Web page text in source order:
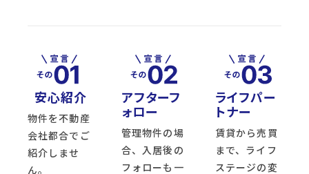
安心紹介
物件を不動産
会社都合でご
紹介しませ
ん。
アフターフ
ォロー
管理物件の場
合、入居後の
フォローも一
ライフパー
トナー
賃貸から売買
まで、ライフ
ステージの変